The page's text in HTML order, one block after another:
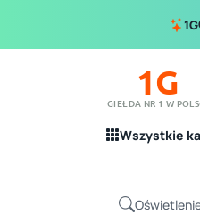
1G
1G
GIEŁDA NR 1 W
Wszystkie